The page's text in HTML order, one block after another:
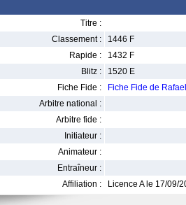
Titre :
Classement :
1446 F
Rapide :
1432 F
Blitz :
1520 E
Fiche Fide :
Fiche Fide de
Arbitre national :
Arbitre fide :
Initiateur :
Animateur :
Entraîneur :
Affiliation :
Licence A le 17/09/